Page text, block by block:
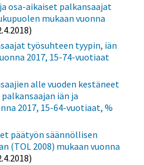
osa-aikaiset palkansaajat
mukaan vuonna
työsuhteen tyypin, iän
2017, 15-74-vuotiaat
alle vuoden kestäneet
iän ja
2017, 15-64-vuotiaat, %
päätyön säännöllisen
(TOL 2008) mukaan vuonna